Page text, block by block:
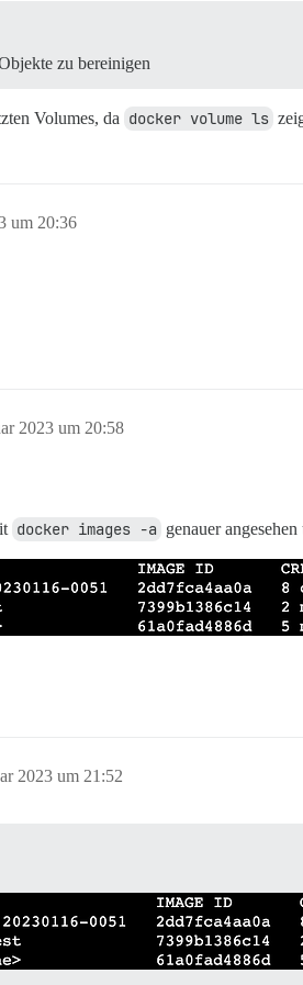
zu bereinigen
Volumes, da docker volume ls
um 20:36
2023 um 20:58
docker images -a genauer
2023 um 21:52